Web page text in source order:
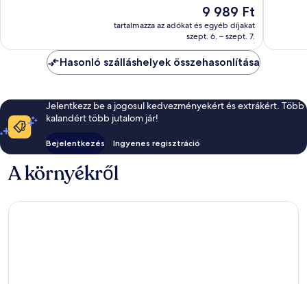
Az
9 989 Ft
9 989 Ft
tartalmazza az adókat és egyéb díjakat
szept. 6. – szept. 7.
Hasonló szálláshelyek összehasonlítása
Jelentkezz be a jogosul kedvezményekért és extrákért. Több
kalandért több jutalom jár!
Bejelentkezés Ingyenes regisztráció
A környékről